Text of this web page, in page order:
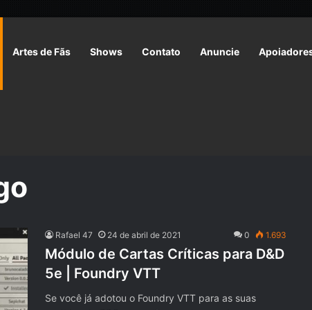
Artes de Fãs Shows Contato Anuncie
Rafael 47 24 de abril de 2021 0 1.693
Módulo de Cartas Críticas para D&D
5e | Foundry VTT
Se você já adotou o Foundry VTT para as suas